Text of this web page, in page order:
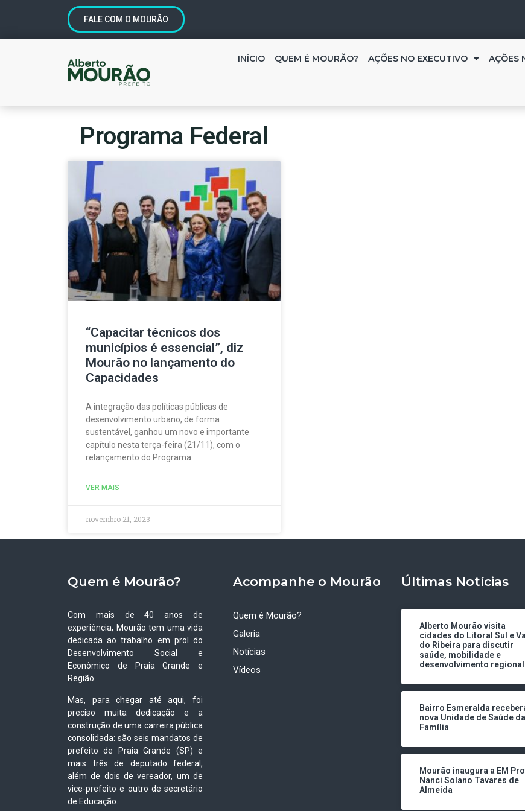
FALE COM O MOURÃO
INÍCIO QUEM É MOURÃO? AÇÕES NO EXECUTIVO AÇÕES
Programa Federal
“Capacitar técnicos dos
municípios é essencial”, diz
Mourão no lançamento do
Capacidades
A integração das políticas públicas de
desenvolvimento urbano, de forma
sustentável, ganhou um novo e importante
capítulo nesta terça-feira (21/11), com o
relançamento do Programa
VER MAIS
novembro 21, 2023
Quem é Mourão?
Com mais de 40 anos de
experiência, Mourão tem uma vida
dedicada ao trabalho em prol do
Desenvolvimento Social e
Econômico de Praia Grande e
Região.
Mas, para chegar até aqui, foi
preciso muita dedicação e a
construção de uma carreira pública
consolidada: são seis mandatos de
prefeito de Praia Grande (SP) e
mais três de deputado federal,
além de dois de vereador, um de
vice-prefeito e outro de secretário
de Educação.
Acompanhe o Mourão
Quem é Mourão?
Galeria
Notícias
Vídeos
Últimas Notícias
Alberto Mourão visita
cidades do Litoral Sul e
do Ribeira para discutir
saúde, mobilidade e
desenvolvimento regional
Bairro Esmeralda
nova Unidade de Saúde da
Família
Mourão inaugura a EM
Nanci Solano Tavares de
Almeida